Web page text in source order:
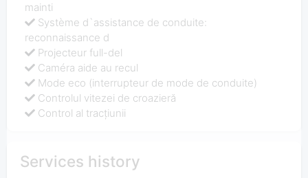
mainti
Système d`assistance de conduite:
reconnaissance d
Projecteur full-del
Caméra aide au recul
Mode eco (interrupteur de mode de conduite)
Controlul vitezei de croazieră
Control al tracțiunii
Services history